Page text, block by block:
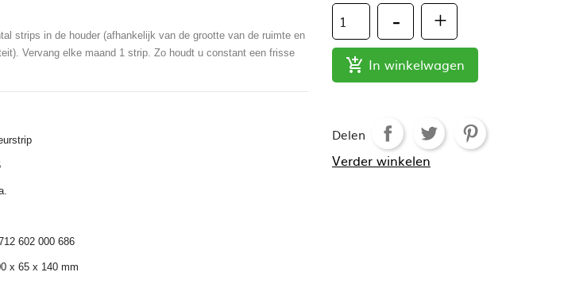
strips in de houder (afhankelijk van de grootte van de ruimte en
Vervang elke maand 1 strip. Zo houdt u constant een frisse
602 000 686
x 65 x 140 mm
 In winkelwagen
Delen
Verder winkelen